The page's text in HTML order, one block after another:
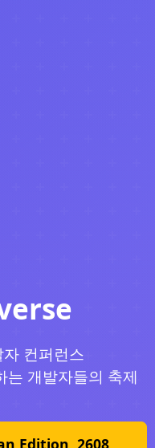
컨퍼런스
개발자들의 축제
Edition, 2608